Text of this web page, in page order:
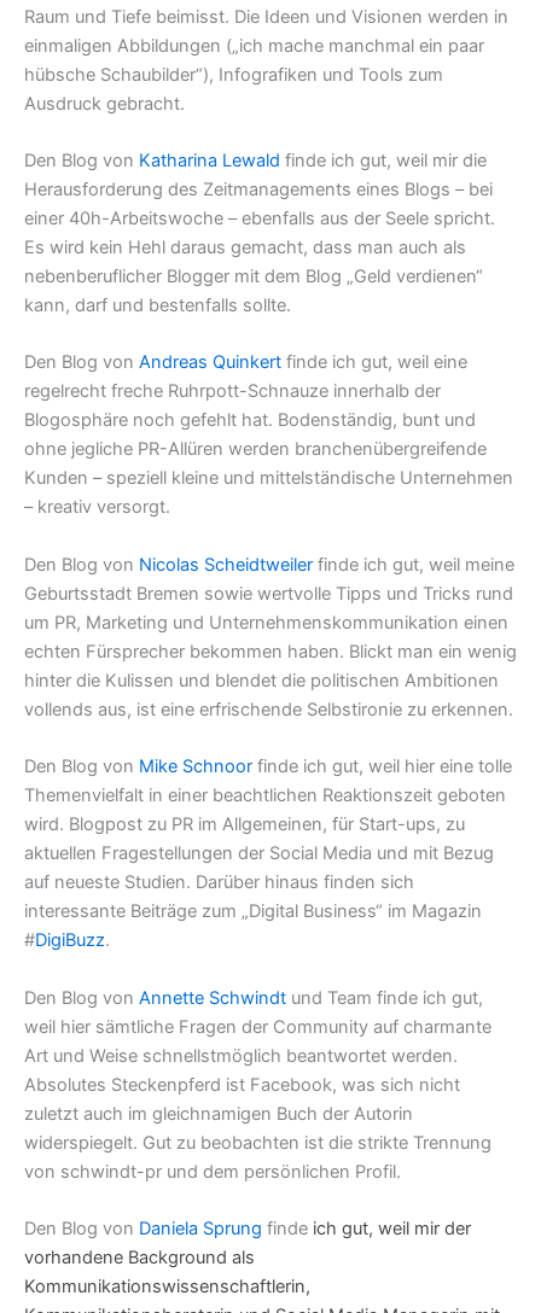
Raum und Tiefe beimisst. Die Ideen und Visionen werden in
einmaligen Abbildungen („ich mache manchmal ein paar
hübsche Schaubilder“), Infografiken und Tools zum
Ausdruck gebracht.
Den Blog von Katharina Lewald finde ich gut, weil mir die
Herausforderung des Zeitmanagements eines Blogs – bei
einer 40h-Arbeitswoche – ebenfalls aus der Seele spricht.
Es wird kein Hehl daraus gemacht, dass man auch als
nebenberuflicher Blogger mit dem Blog „Geld verdienen“
kann, darf und bestenfalls sollte.
Den Blog von Andreas Quinkert finde ich gut, weil eine
regelrecht freche Ruhrpott-Schnauze innerhalb der
Blogosphäre noch gefehlt hat. Bodenständig, bunt und
ohne jegliche PR-Allüren werden branchenübergreifende
Kunden – speziell kleine und mittelständische Unternehmen
– kreativ versorgt.
Den Blog von Nicolas Scheidtweiler finde ich gut, weil meine
Geburtsstadt Bremen sowie wertvolle Tipps und Tricks rund
um PR, Marketing und Unternehmenskommunikation einen
echten Fürsprecher bekommen haben. Blickt man ein wenig
hinter die Kulissen und blendet die politischen Ambitionen
vollends aus, ist eine erfrischende Selbstironie zu erkennen.
Den Blog von Mike Schnoor finde ich gut, weil hier eine tolle
Themenvielfalt in einer beachtlichen Reaktionszeit geboten
wird. Blogpost zu PR im Allgemeinen, für Start-ups, zu
aktuellen Fragestellungen der Social Media und mit Bezug
auf neueste Studien. Darüber hinaus finden sich
interessante Beiträge zum „Digital Business“ im Magazin
#DigiBuzz.
Den Blog von Annette Schwindt und Team finde ich gut,
weil hier sämtliche Fragen der Community auf charmante
Art und Weise schnellstmöglich beantwortet werden.
Absolutes Steckenpferd ist Facebook, was sich nicht
zuletzt auch im gleichnamigen Buch der Autorin
widerspiegelt. Gut zu beobachten ist die strikte Trennung
von schwindt-pr und dem persönlichen Profil.
Den Blog von Daniela Sprung finde ich gut, weil mir der
vorhandene Background als
Kommunikationswissenschaftlerin,